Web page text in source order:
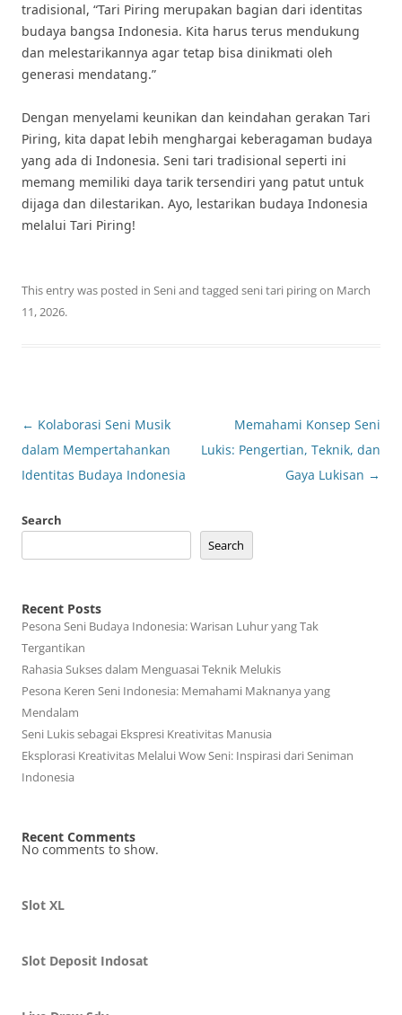
tradisional, “Tari Piring merupakan bagian dari identitas
budaya bangsa Indonesia. Kita harus terus mendukung
dan melestarikannya agar tetap bisa dinikmati oleh
generasi mendatang.”
Dengan menyelami keunikan dan keindahan gerakan Tari
Piring, kita dapat lebih menghargai keberagaman budaya
yang ada di Indonesia. Seni tari tradisional seperti ini
memang memiliki daya tarik tersendiri yang patut untuk
dijaga dan dilestarikan. Ayo, lestarikan budaya Indonesia
melalui Tari Piring!
This entry was posted in Seniand tagged seni tari piringon March
11, 2026.
Post
navigation
← Kolaborasi Seni Musik
dalam Mempertahankan
Identitas Budaya Indonesia
Memahami Konsep Seni
Lukis: Pengertian, Teknik, dan
Gaya Lukisan →
Search
Search
Recent Posts
Pesona Seni Budaya Indonesia: Warisan Luhur yang Tak
Tergantikan
Rahasia Sukses dalam Menguasai Teknik Melukis
Pesona Keren Seni Indonesia: Memahami Maknanya yang
Mendalam
Seni Lukis sebagai Ekspresi Kreativitas Manusia
Eksplorasi Kreativitas Melalui Wow Seni: Inspirasi dari Seniman
Indonesia
Recent Comments
No comments to show.
Slot XL
Slot Deposit Indosat